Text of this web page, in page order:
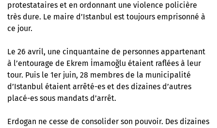
protestataires et en ordonnant une violence policière
très dure. Le maire d’Istanbul est toujours emprisonné à
ce jour.
Le 26 avril, une cinquantaine de personnes appartenant
à l’entourage de Ekrem İmamoğlu étaient raflées à leur
tour. Puis le 1er juin, 28 membres de la municipalité
d’Istanbul étaient arrêté-es et des dizaines d’autres
placé-es sous mandats d’arrêt.
Erdogan ne cesse de consolider son pouvoir. Des dizaines